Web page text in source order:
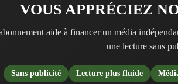
VOUS APPRÉCIEZ
aide à financer un média
une lecture sans
Sans publicité Lecture plus fluide